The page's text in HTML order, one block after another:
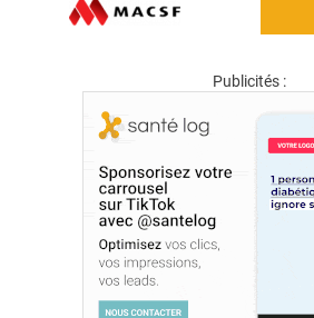
Publicités :